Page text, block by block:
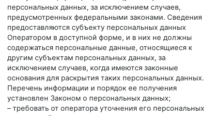
персональных данных, за исключением случаев,
предусмотренных федеральными законами. Сведения
предоставляются субъекту персональных данных
Оператором в доступной форме, и в них не должны
содержаться персональные данные, относящиеся к
другим субъектам персональных данных, за
исключением случаев, когда имеются законные
основания для раскрытия таких персональных данных.
Перечень информации и порядок ее получения
установлен Законом о персональных данных;
– требовать от оператора уточнения его персональных